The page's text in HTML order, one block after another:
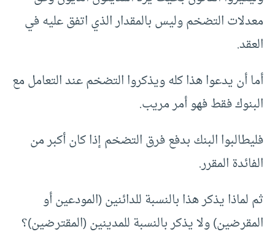
معدلات التضخم وليس بالمقدار الذي اتفق عليه في
العقد.
أما أن يدعوا هذا كله ويذكروا التضخم عند التعامل مع
البنوك فقط فهو أمر مريب.
فليطالبوا البنك بدفع فرق التضخم إذا كان أكبر من
الفائدة المقرر.
ثم لماذا يذكر هذا بالنسبة للدائنين (المودعين أو
المقرضين) ولا يذكر بالنسبة للمدينين (المقترضين)؟